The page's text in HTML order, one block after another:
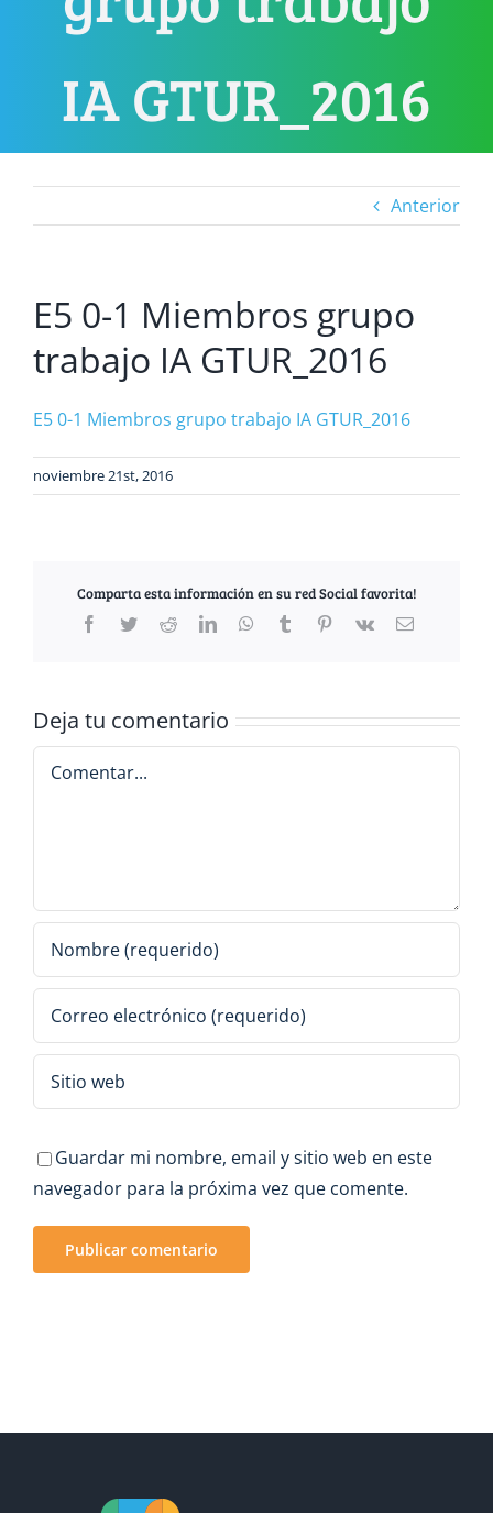
IA GTUR_2016
Anterior
E5 0-1 Miembros grupo
trabajo IA GTUR_2016
E5 0-1 Miembros grupo trabajo IA GTUR_2016
noviembre 21st, 2016
Comparta esta información en su red Social favorita!
Facebook
TwitterRedditLinkedInWhatsApp
TumblrPinterest
Vk
Correo
Deja tu comentario
Comentar
Guardar mi nombre, email y sitio web en este
navegador para la próxima vez que comente.